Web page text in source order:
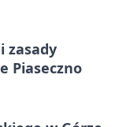
zasady
Piaseczno